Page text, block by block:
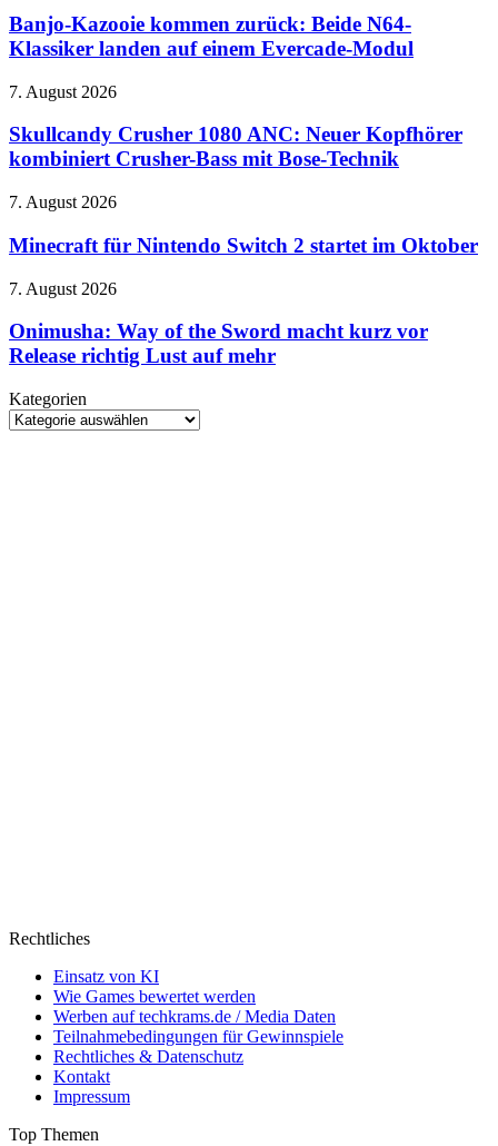
im
Mittelpunkt
kommen
zurück:
Beide
Klassiker
auf
einem
Modul
Banjo-Kazooie kommen zurück: Beide N64-
Klassiker landen auf einem Evercade-Modul
Skullcandy
1080
ANC:
Neuer
kombiniert
Bass
Bose-
7. August 2026
Skullcandy Crusher 1080 ANC: Neuer Kopfhörer
kombiniert Crusher-Bass mit Bose-Technik
Minecraft
Nintendo
Switch
2
startet
im
Oktober
7. August 2026
Minecraft für Nintendo Switch 2 startet im Oktober
Onimusha:
of
the
Sword
kurz
vor
7. August 2026
Onimusha: Way of the Sword macht kurz vor
Release richtig Lust auf mehr
Kategorien
Kategorien
Rechtliches
Einsatz von KI
Wie Games bewertet werden
Werben auf techkrams.de / Media Daten
Teilnahmebedingungen für Gewinnspiele
Rechtliches & Datenschutz
Kontakt
Impressum
Top Themen